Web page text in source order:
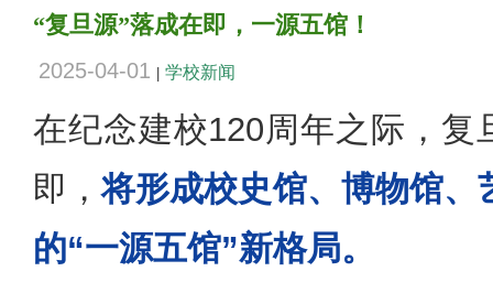
“复旦源”落成在即，一源五馆！
2025-04-01 学校新闻
在纪念建校120周年之际，复
即，将形成校史馆、博物馆
的“一源五馆”新格局。